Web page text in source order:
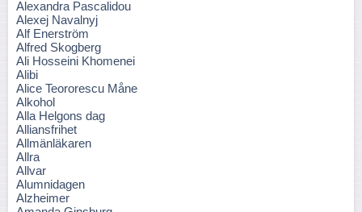
Alexandra Pascalidou
Alexej Navalnyj
Alf Enerström
Alfred Skogberg
Ali Hosseini Khomenei
Alibi
Alice Teororescu Måne
Alkohol
Alla Helgons dag
Alliansfrihet
Allmänläkaren
Allra
Allvar
Alumnidagen
Alzheimer